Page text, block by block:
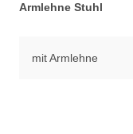
Armlehne Stuhl
mit Armlehne